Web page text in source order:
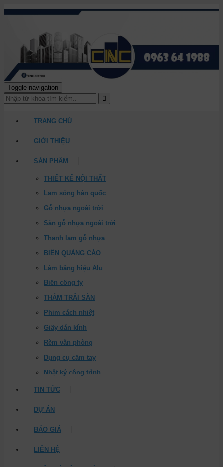
Toggle navigation
TRANG CHỦ
GIỚI THIỆU
SẢN PHẨM
THIẾT KẾ NỘI THẤT
Lam sóng hàn quốc
Gỗ nhựa ngoài trời
Sàn gỗ nhựa ngoài trời
Thanh lam gỗ nhựa
BIỂN QUẢNG CÁO
Làm bảng hiệu Alu
Biển công ty
THẢM TRẢI SÀN
Phim cách nhiệt
Giấy dán kính
Rèm văn phòng
Dụng cụ cầm tay
Nhật ký công trình
TIN TỨC
DỰ ÁN
BÁO GIÁ
LIÊN HỆ